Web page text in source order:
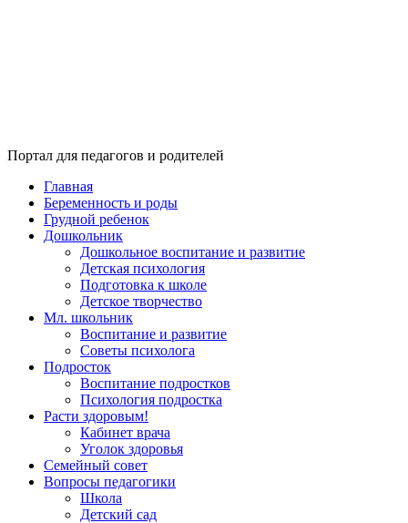
Портал для педагогов и родителей
Главная
Беременность и роды
Грудной ребенок
Дошкольник
Дошкольное воспитание и развитие
Детская психология
Подготовка к школе
Детское творчество
Мл. школьник
Воспитание и развитие
Советы психолога
Подросток
Воспитание подростков
Психология подростка
Расти здоровым!
Кабинет врача
Уголок здоровья
Семейный совет
Вопросы педагогики
Школа
Детский сад